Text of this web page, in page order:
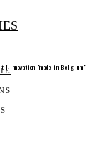
l’innovation "made in Belgium"